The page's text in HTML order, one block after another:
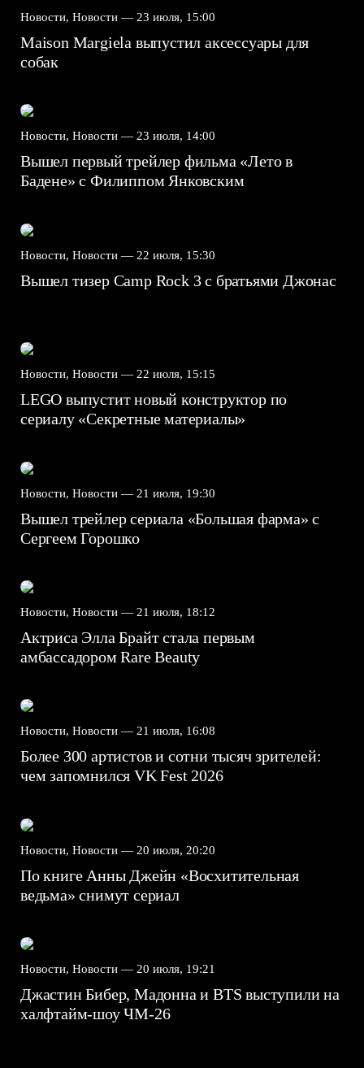
Новости, Новости — 23 июля, 15:00
Maison Margiela выпустил аксессуары для
собак
Новости, Новости — 23 июля, 14:00
Вышел первый трейлер фильма «Лето в
Бадене» с Филиппом Янковским
Новости, Новости — 22 июля, 15:30
Вышел тизер Camp Rock 3 с братьями Джонас
Новости, Новости — 22 июля, 15:15
LEGO выпустит новый конструктор по
сериалу «Секретные материалы»
Новости, Новости — 21 июля, 19:30
Вышел трейлер сериала «Большая фарма» с
Сергеем Горошко
Новости, Новости — 21 июля, 18:12
Актриса Элла Брайт стала первым
амбассадором Rare Beauty
Новости, Новости — 21 июля, 16:08
Более 300 артистов и сотни тысяч зрителей:
чем запомнился VK Fest 2026
Новости, Новости — 20 июля, 20:20
По книге Анны Джейн «Восхитительная
ведьма» снимут сериал
Новости, Новости — 20 июля, 19:21
Джастин Бибер, Мадонна и BTS выступили на
халфтайм-шоу ЧМ-26